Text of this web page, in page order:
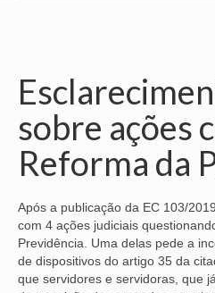
DIRETORIA
ESTATUTO
ATAS
LOCALIZAÇÃO
QUEM SOMOS
NOSSA HISTÓRIA
sobre ações
Reforma da
Após a publicação da EC 103/
com 4 ações judiciais
Previdência. Uma delas pede a
de dispositivos do artigo 35 da
que servidores e servidoras, que